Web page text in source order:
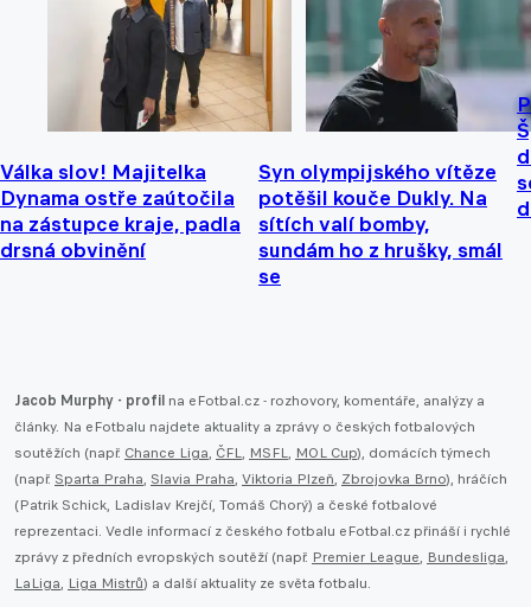
Válka slov! Majitelka
Dynama ostře zaútočila
na zástupce kraje, padla
drsná obvinění
Syn olympijského vítěze
potěšil kouče Dukly. Na
sítích valí bomby,
sundám ho z hrušky, smál
se
Jacob Murphy - profil na eFotbal.cz - rozhovory, komentáře, analýzy a
články. Na eFotbalu najdete aktuality a zprávy o českých fotbalových
soutěžích (např. Chance Liga, ČFL, MSFL, MOL Cup), domácích týmech
(např. Sparta Praha, Slavia Praha, Viktoria Plzeň, Zbrojovka Brno), hráčích
(Patrik Schick, Ladislav Krejčí, Tomáš Chorý) a české fotbalové
reprezentaci. Vedle informací z českého fotbalu eFotbal.cz přináší i rychlé
zprávy z předních evropských soutěží (např. Premier League, Bundesliga,
LaLiga, Liga Mistrů) a další aktuality ze světa fotbalu.